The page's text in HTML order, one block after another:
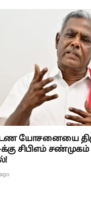
யோசனையை
சிபிஎம் சண்முகம்